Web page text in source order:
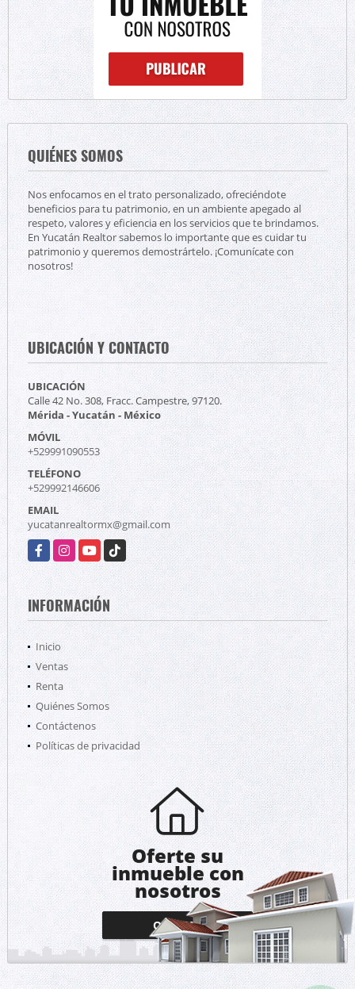
QUIÉNES SOMOS
Nos enfocamos en el trato personalizado, ofreciéndote
beneficios para tu patrimonio, en un ambiente apegado al
respeto, valores y eficiencia en los servicios que te brindamos.
En Yucatán Realtor sabemos lo importante que es cuidar tu
patrimonio y queremos demostrártelo. ¡Comunícate con
nosotros!
UBICACIÓN Y CONTACTO
UBICACIÓN
Calle 42 No. 308, Fracc. Campestre, 97120.
Mérida - Yucatán - México
MÓVIL
+529991090553
TELÉFONO
+529992146606
EMAIL
yucatanrealtormx@gmail.com
FacebookInstagram
YouTubeTikTok
INFORMACIÓN
Inicio
Ventas
Renta
Quiénes Somos
Contáctenos
Políticas de privacidad
Oferte su
inmueble con
nosotros
OFERTAR